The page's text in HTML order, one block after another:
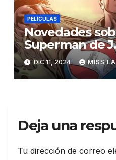
PELÍCULAS
Novedades
Superman de
DIC 11, 2024 MISS
Deja una
Tu dirección de correo